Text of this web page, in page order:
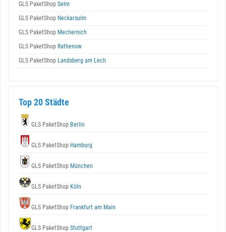
GLS PaketShop Selm
GLS PaketShop Neckarsulm
GLS PaketShop Mechernich
GLS PaketShop Rathenow
GLS PaketShop Landsberg am Lech
Top 20 Städte
GLS PaketShop Berlin
GLS PaketShop Hamburg
GLS PaketShop München
GLS PaketShop Köln
GLS PaketShop Frankfurt am Main
GLS PaketShop Stuttgart